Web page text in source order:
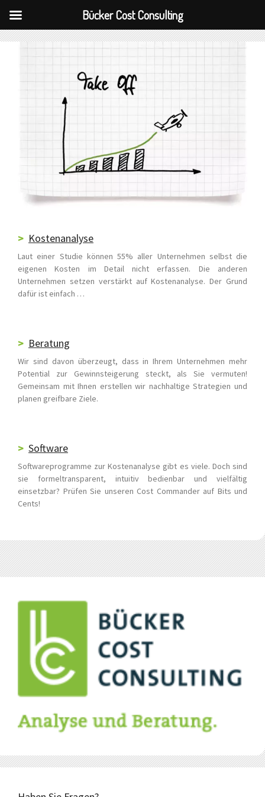
Zum
Kostenanalyse
Laut einer Studie können 55% aller Unternehmen selbst die
eigenen Kosten im Detail nicht erfassen. Die anderen
Unternehmen setzen verstärkt auf Kostenanalyse. Der Grund
dafür ist einfach …
Beratung
Wir sind davon überzeugt, dass in Ihrem Unternehmen mehr
Potential zur Gewinnsteigerung steckt, als Sie vermuten!
Gemeinsam mit Ihnen erstellen wir nachhaltige Strategien und
planen greifbare Ziele.
Software
Softwareprogramme zur Kostenanalyse gibt es viele. Doch sind
sie formeltransparent, intuitiv bedienbar und vielfältig
einsetzbar? Prüfen Sie unseren Cost Commander auf Bits und
Cents!
Bücker Cost Consulting